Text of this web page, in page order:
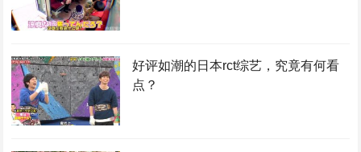
好评如潮的日本rct综艺，究竟有何看
点？